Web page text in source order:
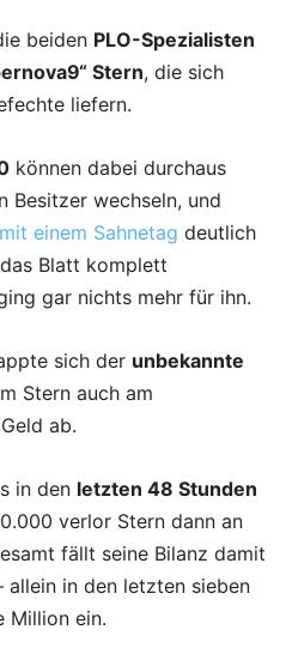
beiden PLO-Spezialisten
Stern, die sich
liefern.
können dabei durchaus
Besitzer wechseln, und
einem Sahnetag deutlich
Blatt komplett
gar nichts mehr für ihn.
sich der unbekannte
Stern auch am
ab.
in den letzten 48 Stunden
verlor Stern dann an
fällt seine Bilanz damit
allein in den letzten sieben
Million ein.